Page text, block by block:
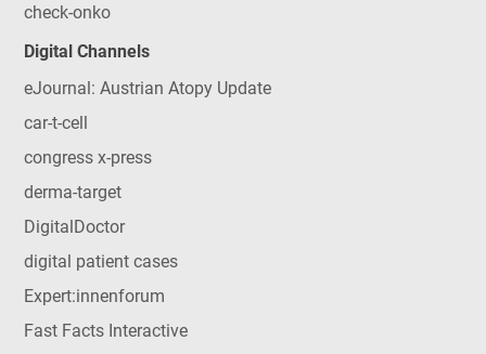
check-onko
Digital Channels
eJournal: Austrian Atopy Update
car-t-cell
congress x-press
derma-target
DigitalDoctor
digital patient cases
Expert:innenforum
Fast Facts Interactive